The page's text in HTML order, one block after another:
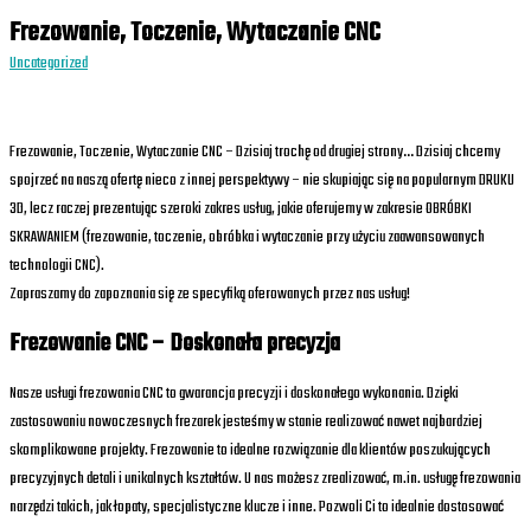
Frezowanie, Toczenie, Wytaczanie CNC
Uncategorized
Frezowanie, Toczenie, Wytaczanie CNC – Dzisiaj trochę od drugiej strony… Dzisiaj chcemy
spojrzeć na naszą ofertę nieco z innej perspektywy – nie skupiając się na popularnym DRUKU
3D, lecz raczej prezentując szeroki zakres usług, jakie oferujemy w zakresie OBRÓBKI
SKRAWANIEM (frezowanie, toczenie, obróbka i wytaczanie przy użyciu zaawansowanych
technologii CNC).
Zapraszamy do zapoznania się ze specyfiką oferowanych przez nas usług!
Frezowanie CNC – Doskonała precyzja
Nasze usługi frezowania CNC to gwarancja precyzji i doskonałego wykonania. Dzięki
zastosowaniu nowoczesnych frezarek jesteśmy w stanie realizować nawet najbardziej
skomplikowane projekty. Frezowanie to idealne rozwiązanie dla klientów poszukujących
precyzyjnych detali i unikalnych kształtów. U nas możesz zrealizować, m.in. usługę frezowania
narzędzi takich, jak łopaty, specjalistyczne klucze i inne. Pozwoli Ci to idealnie dostosować